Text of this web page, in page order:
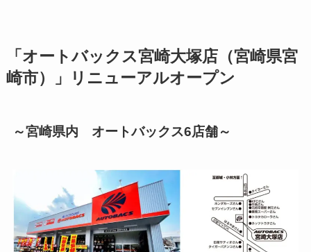
「オートバックス宮崎大塚店（宮崎県宮
崎市）」リニューアルオープン
～宮崎県内 オートバックス6店舗～